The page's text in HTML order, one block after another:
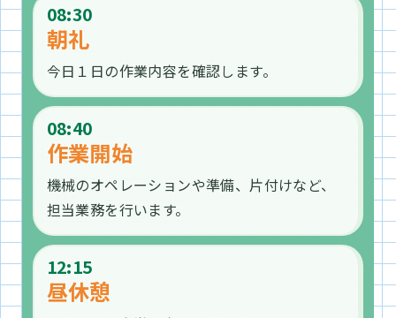
08:30
朝礼
今日１日の作業内容を確認します。
08:40
作業開始
機械のオペレーションや準備、片付けなど、
担当業務を行います。
12:15
昼休憩
2023年入社
高校時代に頑張っていたこと
高校ではサッカー部に所属していて、小・
た。自分の母校は部活が盛んで、全国レベ
高校時代に頑張っていたこと
高校ではダンス部での活動に力を入れなが